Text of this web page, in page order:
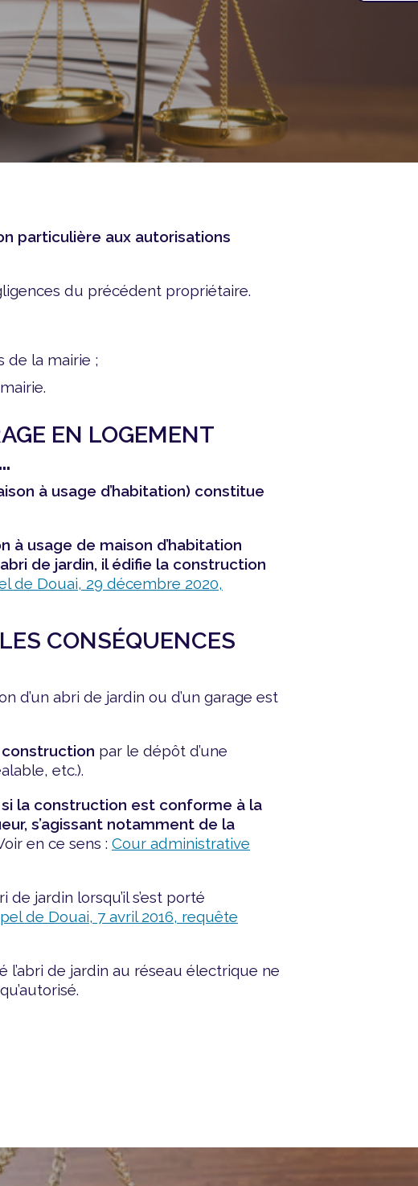
particulière aux autorisations
du précédent propriétaire.
de la mairie ;
EN LOGEMENT
à usage d’habitation) constitue
usage de maison d’habitation
de jardin, il édifie la construction
de Douai, 29 décembre 2020,
CONSÉQUENCES
d’un abri de jardin ou d’un garage est
par le dépôt d’une
etc.).
la construction est conforme à la
s’agissant notamment de la
en ce sens : Cour administrative
jardin lorsqu’il s’est porté
de Douai, 7 avril 2016, requête
de jardin au réseau électrique ne